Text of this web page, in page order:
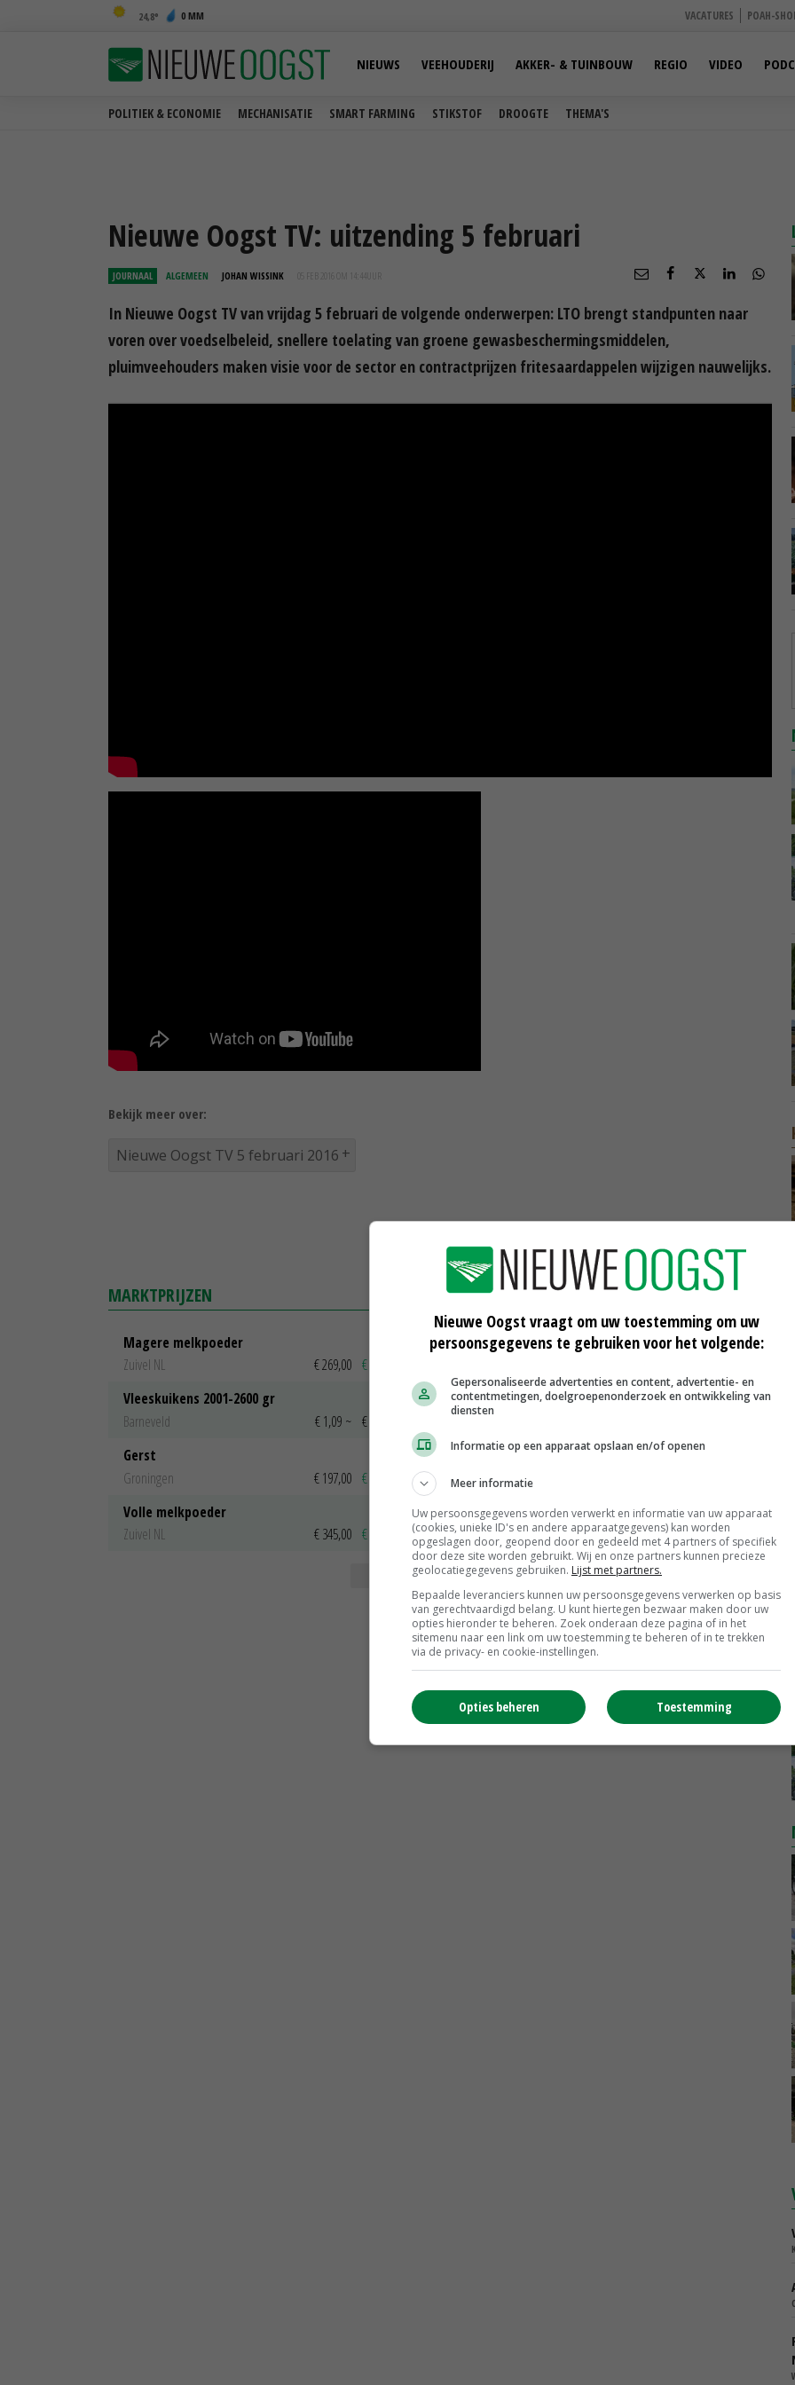
24,8 0 MM VACATURES POAH-
POLITIEK & ECONOMIE MECHANISATIE SMART FARMING STIKSTOF DROOGTE THEMA'S
NIEUWS VEEHOUDERIJ AKKER- & TUINBOUW REGIO VIDEO
Nieuwe Oogst TV: uitzending 5 februari
JOURNAAL ALGEMEEN JOHAN WISSINK 05 FEB 2016 OM 14:44
In Nieuwe Oogst TV van vrijdag 5 februari de volgende onderwerpen: LTO brengt standpunten naar
voren over voedselbeleid, snellere toelating van groene gewasbeschermingsmiddelen,
pluimveehouders maken visie voor de sector en contractprijzen fritesaardappelen wijzigen nauwelijks.
Bekijk meer over:
Nieuwe Oogst TV 5 februari 2016
MARKTPRIJZEN
Magere melkpoeder
Zuivel NL
€ 269,00 € 7,00
Vleeskuikens 2001-2600 gr
Barneveld
€ 1,09 ~ € 1,11
Gerst
Groningen
€ 197,00 € 2,00
Volle melkpoeder
Zuivel NL
€ 345,00 € 20,00
Scharreleieren maat 59
Fritesgeschikt NL Du Be
Uien Middenmeer Geel 30-60% grof
Noteringen
DCA BestPigletPrice
Biggen weekprijzen
€ 26,50 € 0,50
MEER MARKTPRIJZEN
Nieuwe Oogst vraagt om uw toestemming om uw
persoonsgegevens te gebruiken voor het volgende:
Gepersonaliseerde advertenties en content, advertentie- en
contentmetingen, doelgroepenonderzoek en ontwikkeling van
diensten
Informatie op een apparaat opslaan en/of openen
Meer informatie
Uw persoonsgegevens worden verwerkt en informatie van uw apparaat
(cookies, unieke ID's en andere apparaatgegevens) kan worden
opgeslagen door, geopend door en gedeeld met 4 partners of specifiek
door deze site worden gebruikt. Wij en onze partners kunnen precieze
geolocatiegegevens gebruiken. Lijst met partners.
Bepaalde leveranciers kunnen uw persoonsgegevens verwerken op basis
van gerechtvaardigd belang. U kunt hiertegen bezwaar maken door uw
opties hieronder te beheren. Zoek onderaan deze pagina of in het
sitemenu naar een link om uw toestemming te beheren of in te trekken
via de privacy- en cookie-instellingen.
Toestemming
Opties beheren